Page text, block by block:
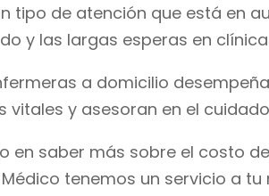
tipo de atención que está en
y las largas esperas en
a domicilio
vitales y asesoran en el
en saber más sobre el costo
tenemos un servicio a tu